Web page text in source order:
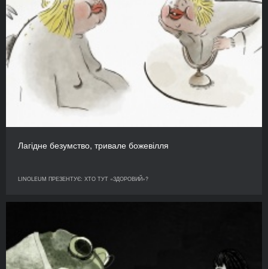
Лагідне безумство, тривале божевілля
LINOLEUM ПРЕЗЕНТУЄ: ХТО ТУТ «ЗДОРОВИЙ»?